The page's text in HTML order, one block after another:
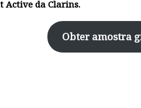
Active da Clarins.
Obter amostra